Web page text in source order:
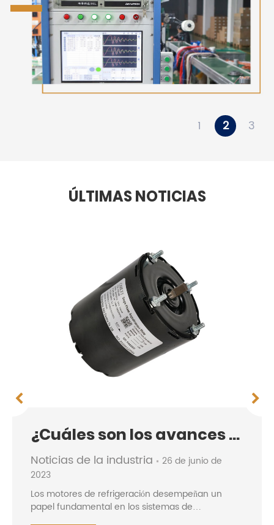
1 2 3
ÚLTIMAS NOTICIAS
¿Cuáles son los avances en refrigeración...?
Noticias de la industria
26 de junio de
2023
Los motores de refrigeración desempeñan un
papel fundamental en los sistemas de